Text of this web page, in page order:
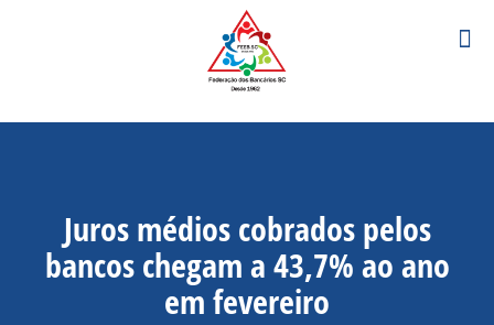
Juros médios cobrados pelos
bancos chegam a 43,7% ao ano
em fevereiro